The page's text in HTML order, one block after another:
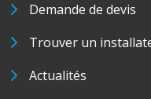
Demande de devis
Trouver un
Actualités